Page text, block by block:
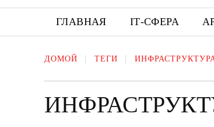
ГЛАВНАЯ ІТ-СФЕРА
ДОМОЙ ТЕГИ